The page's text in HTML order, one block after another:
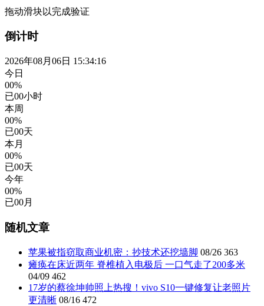
拖动滑块以完成验证
倒计时
2026年08月06日 15:34:16
今日
00%
已00小时
本周
00%
已00天
本月
00%
已00天
今年
00%
已00月
随机文章
苹果被指窃取商业机密：抄技术还挖墙脚 08/26 363
瘫痪在床近两年 脊椎植入电极后 一口气走了200多米
04/09 462
17岁的蔡徐坤帅照上热搜！vivo S10一键修复让老照片
更清晰 08/16 472